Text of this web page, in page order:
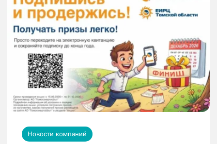
Новости компаний